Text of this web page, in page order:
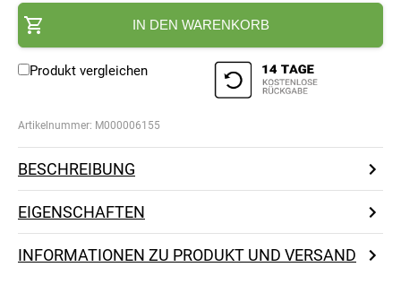
IN DEN WARENKORB
Produkt vergleichen
Artikelnummer: M000006155
BESCHREIBUNG
EIGENSCHAFTEN
INFORMATIONEN ZU PRODUKT UND VERSAND